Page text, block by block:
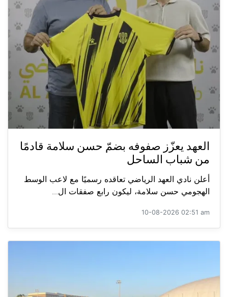
العهد يعزّز صفوفه بضمّ حسن سلامة قادمًا
من شباب الساحل
أعلن نادي العهد الرياضي تعاقده رسميًا مع لاعب الوسط
الهجومي حسن سلامة، ليكون رابع صفقات ال...
10-08-2026 02:51 am